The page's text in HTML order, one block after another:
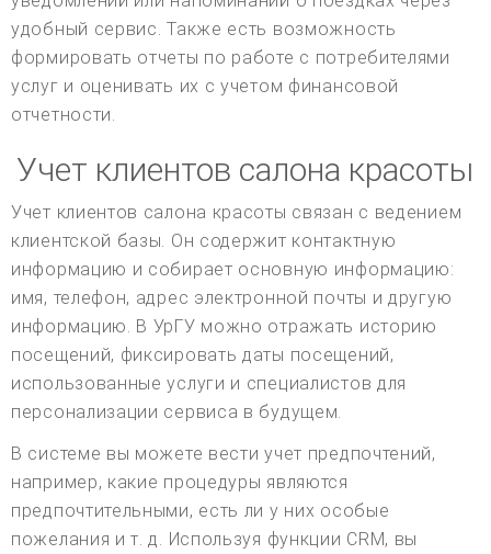
удобный сервис. Также есть возможность
формировать отчеты по работе с потребителями
услуг и оценивать их с учетом финансовой
отчетности.
Учет клиентов салона красоты
Учет клиентов салона красоты связан с ведением
клиентской базы. Он содержит контактную
информацию и собирает основную информацию:
имя, телефон, адрес электронной почты и другую
информацию. В УрГУ можно отражать историю
посещений, фиксировать даты посещений,
использованные услуги и специалистов для
персонализации сервиса в будущем.
В системе вы можете вести учет предпочтений,
например, какие процедуры являются
предпочтительными, есть ли у них особые
пожелания и т. д. Используя функции CRM, вы